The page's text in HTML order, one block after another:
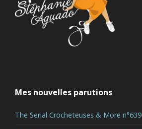
Mes nouvelles parutions
The Serial Crocheteuses & More n°639